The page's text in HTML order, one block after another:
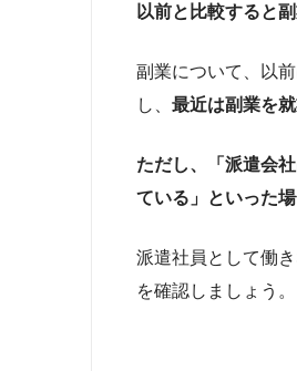
以前と比較すると
副業について、以
し、 最近は副業を
ただし、「派遣会
ている」といった
派遣社員として働
を確認しましょう。